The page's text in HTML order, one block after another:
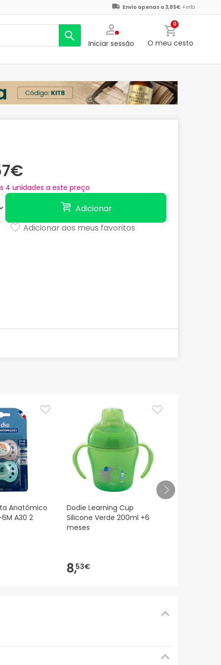
Envio apenas a 3,85€ +info
Iniciar sessão
0
O meu cesto
4 unidades a este preço
Adicionar
Adicionar aos meus favoritos
Anatômico
A30 2
Dodie Learning Cup
Silicone Verde 200ml +6
meses
8,53€